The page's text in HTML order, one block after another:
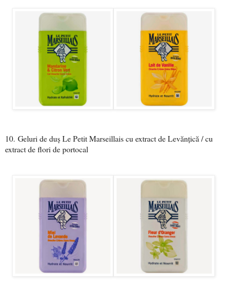
10. Geluri de duș Le Petit Marseillais cu extract de Levănțică / cu
extract de flori de portocal